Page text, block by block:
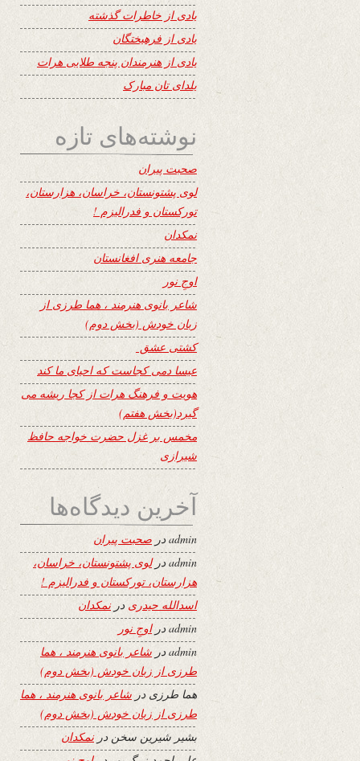
یادی از خاطرات گذشته
یادی از فرهیختگان
یادی از هنرمندان پنجه طلایی هرات
یلدای تان مبارک
نوشته‌های تازه
صحبت پیران
لوی پشتونستان، خراسان، هزارستان،
تورکستان و فدرالیزم !
نمکدان
جامعه هنری افغانستان
اوجِ نور
شاعر بانوی هنرمند ، هما طرزی از
زبان خودش (بخش دوم)
کشتی عشق
عیسا دمی کجاست که احیای ما کند
هویت و فرهنگ هرات از کجا ریشه می
گیرد(بخش هفتم)
مخمس بر غزل حضرت خواجه حافظ
شیرازی
آخرین دیدگاه‌ها
adminدر صحبت پیران
admin درلوی پشتونستان، خراسان،
هزارستان، تورکستان و فدرالیزم !
اسدالله حیدری درنمکدان
adminدراوجِ نور
adminدر شاعر بانوی هنرمند ، هما
طرزی از زبان خودش (بخش دوم)
هما طرزی در شاعر بانوی هنرمند ، هما
طرزی از زبان خودش (بخش دوم)
بشیر شیرین سخن درنمکدان